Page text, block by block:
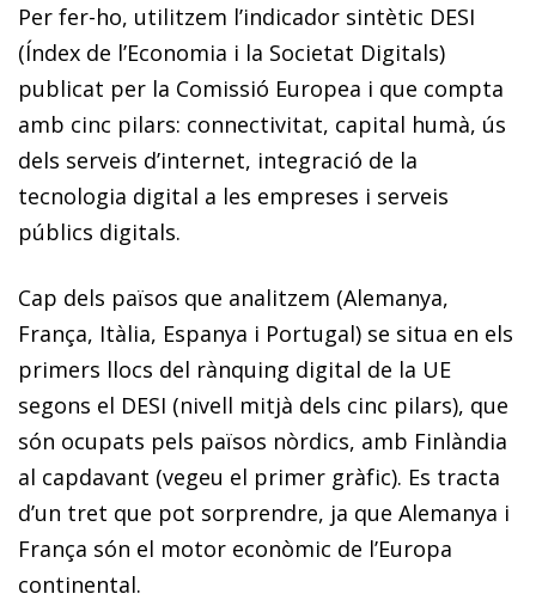
Per fer-ho, utilitzem l’indicador sintètic DESI
(Índex de l’Economia i la Societat Digitals)
publicat per la Comissió Europea i que compta
amb cinc pilars: connectivitat, capital humà, ús
dels serveis d’internet, integració de la
tecnologia digital a les empreses i serveis
públics digitals.
Cap dels països que analitzem (Alemanya,
França, Itàlia, Espanya i Portugal) se situa en els
primers llocs del rànquing digital de la UE
segons el DESI (nivell mitjà dels cinc pilars), que
són ocupats pels països nòrdics, amb Finlàndia
al capdavant (vegeu el primer gràfic). Es tracta
d’un tret que pot sorprendre, ja que Alemanya i
França són el motor econòmic de l’Europa
continental.